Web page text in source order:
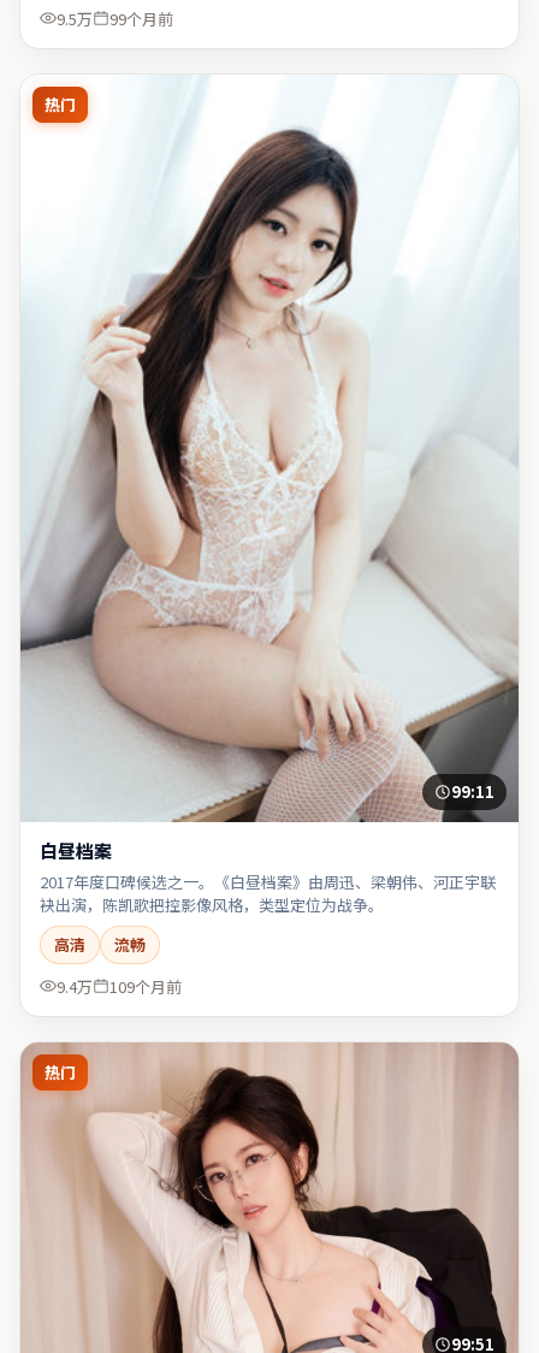
9.5万
99个月前
热门
99:11
白昼档案
2017年度口碑候选之一。《白昼档案》由周迅、梁朝伟、河正宇联
袂出演，陈凯歌把控影像风格，类型定位为战争。
高清
流畅
9.4万
109个月前
热门
99:51